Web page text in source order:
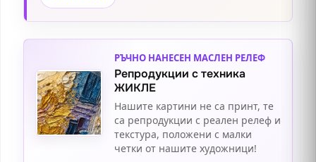
РЪЧНО НАНЕСЕН МАСЛЕН РЕЛЕФ
Репродукции с техника
ЖИКЛЕ
Нашите картини не са принт, те
са репродукции с реален релеф и
текстура, положени с малки
четки от нашите художници!